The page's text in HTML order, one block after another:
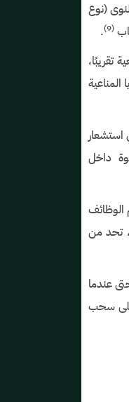
(نوع
(9
)
.
تقريبًا،
استشعار
داخل
الوظائف
تحد من
عندما
سحب